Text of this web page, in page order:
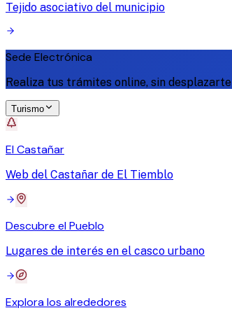
Tejido asociativo del municipio
Sede Electrónica
Realiza tus trámites online, sin desplazarte
Turismo
El Castañar
Web del Castañar de El Tiemblo
Descubre el Pueblo
Lugares de interés en el casco urbano
Explora los alrededores